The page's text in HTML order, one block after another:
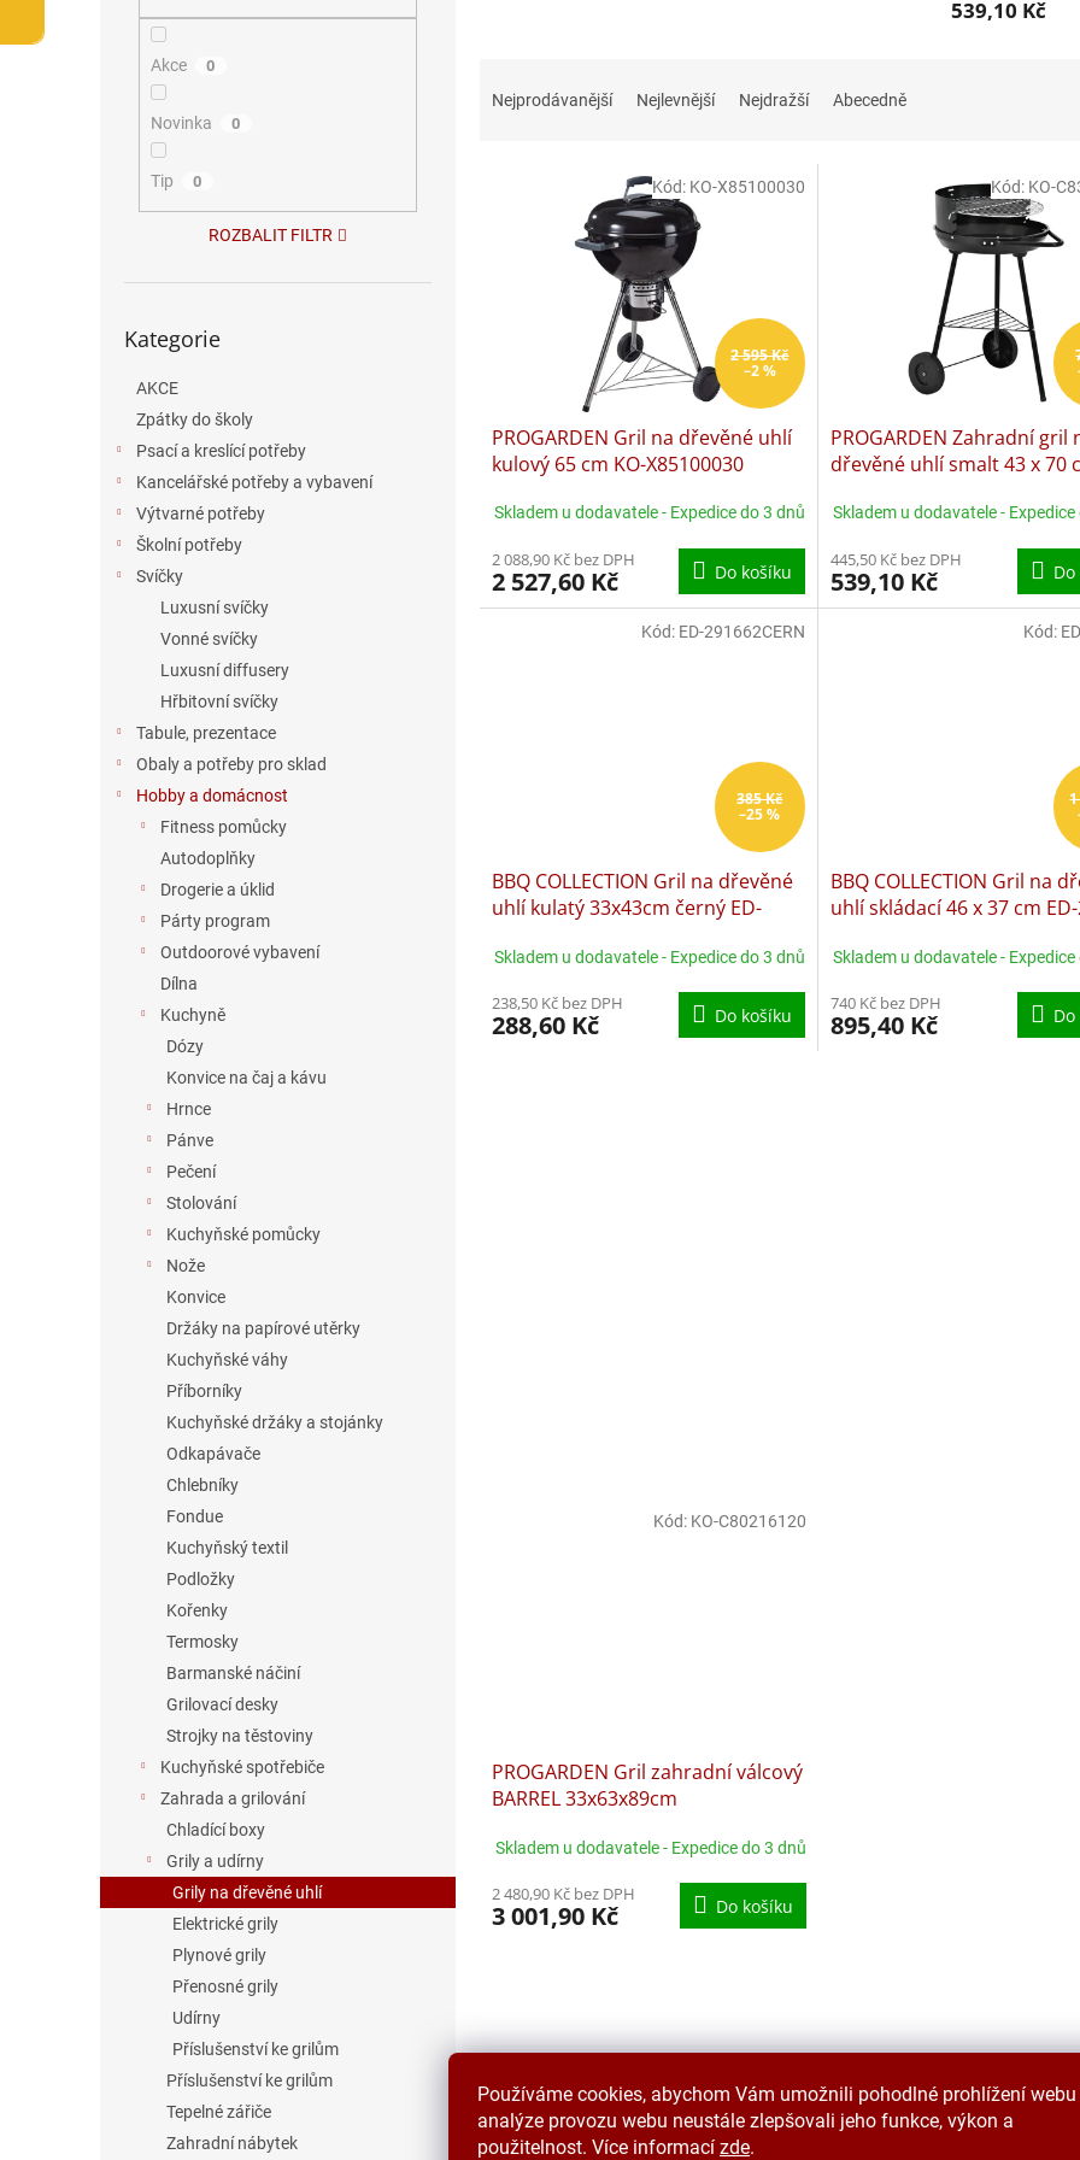
Používáme cookies, abychom Vám umožnili pohodlné prohlížení
analýze provozu webu neustále zlepšovali jeho funkce, výkon a
použitelnost. Více informací zde.
Akce 0
Novinka 0
Tip 0
ROZBALIT FILTR
kategorie
Kategorie
AKCE
Zpátky do školy
Psací a kreslící potřeby
Kancelářské potřeby a vybavení
Výtvarné potřeby
Školní potřeby
Svíčky
Luxusní svíčky
Vonné svíčky
Luxusní diffusery
Hřbitovní svíčky
Tabule, prezentace
Obaly a potřeby pro sklad
Hobby a domácnost
Fitness pomůcky
Autodoplňky
Drogerie a úklid
Párty program
Outdoorové vybavení
Dílna
Kuchyně
Dózy
Konvice na čaj a kávu
Hrnce
Pánve
Pečení
Stolování
Kuchyňské pomůcky
Nože
Konvice
Držáky na papírové utěrky
Kuchyňské váhy
Příborníky
Kuchyňské držáky a stojánky
Odkapávače
Chlebníky
Fondue
Kuchyňský textil
Podložky
Kořenky
Termosky
Barmanské náčiní
Grilovací desky
Strojky na těstoviny
Kuchyňské spotřebiče
Zahrada a grilování
Chladící boxy
Grily a udírny
Grily na dřevěné uhlí
Elektrické grily
Plynové grily
Přenosné grily
Udírny
Příslušenství ke grilům
Příslušenství ke grilům
Tepelné zářiče
Zahradní nábytek
539,10 Kč
Nejprodávanější Nejlevnější Nejdražší Abecedně
2 595 Kč
–2 %
PROGARDEN Gril na dřevěné uhlí
kulový 65 cm KO-X85100030
Skladem u dodavatele - Expedice do 3 dnů
2 088,90 Kč bez DPH
2 527,60 Kč Do košíku
Kód: KO-X85100030
PROGARDEN Zahradní gril
dřevěné uhlí smalt 43 x 70
Skladem u dodavatele -
445,50 Kč bez DPH
539,10 Kč
Kód: KO-
385 Kč
–25 %
BBQ COLLECTION Gril na dřevěné
uhlí kulatý 33x43cm černý ED-
Skladem u dodavatele - Expedice do 3 dnů
238,50 Kč bez DPH
288,60 Kč Do košíku
Kód: ED-291662CERN
BBQ COLLECTION Gril na
uhlí skládací 46 x 37 cm
Skladem u dodavatele -
740 Kč bez DPH
895,40 Kč
Kód:
PROGARDEN Gril zahradní válcový
BARREL 33x63x89cm
Skladem u dodavatele - Expedice do 3 dnů
2 480,90 Kč bez DPH
3 001,90 Kč Do košíku
Kód: KO-C80216120
á
a
c
í